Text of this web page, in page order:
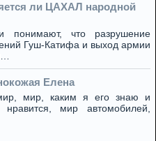
ли ЦАХАЛ народной
понимают, что разрушение
Гуш-Катифа и выход армии
Елена
мир, каким я его знаю и
мир автомобилей,